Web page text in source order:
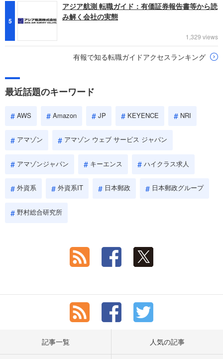
5
アジア航測 転職ガイド：有価証券報告書等から読
み解く会社の実態
1,329 views
有報で知る転職ガイドアクセスランキング
最近話題のキーワード
AWS Amazon JP KEYENCE NRI
アマゾン アマゾン ウェブ サービス ジャパン
アマゾンジャパン キーエンス ハイクラス求人
外資系 外資系IT 日本郵政 日本郵政グループ
野村総合研究所
記事一覧 人気の記事